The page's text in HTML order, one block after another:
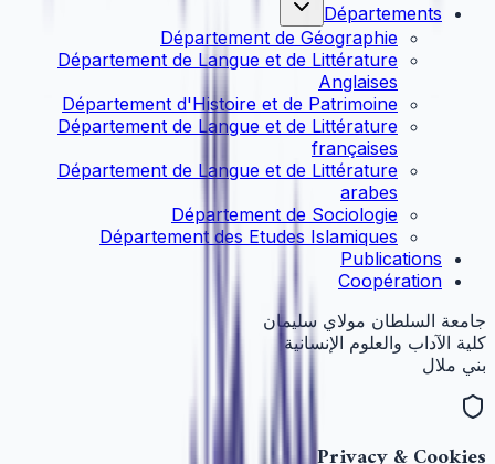
Départements
Département de Géographie
Département de Langue et de Littérature
Anglaises
Département d'Histoire et de Patrimoine
Département de Langue et de Littérature
françaises
Département de Langue et de Littérature
arabes
Département de Sociologie
Département des Etudes Islamiques
Publications
Coopération
جامعة السلطان مولاي سليمان
كلية الآداب والعلوم الإنسانية
بني ملال